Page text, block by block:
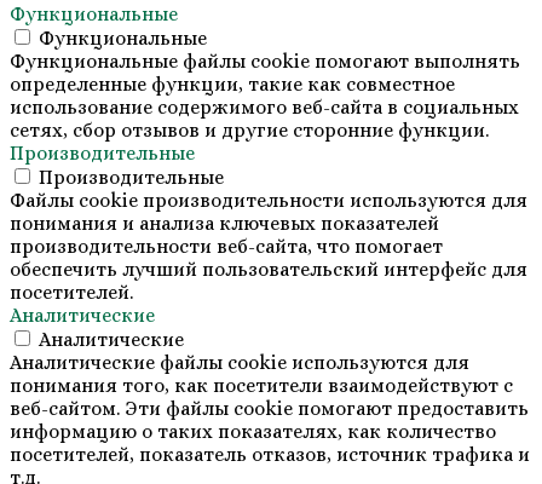
Функциональные
Функциональные
Функциональные файлы cookie помогают выполнять
определенные функции, такие как совместное
использование содержимого веб-сайта в социальных
сетях, сбор отзывов и другие сторонние функции.
Производительные
Производительные
Файлы cookie производительности используются для
понимания и анализа ключевых показателей
производительности веб-сайта, что помогает
обеспечить лучший пользовательский интерфейс для
посетителей.
Аналитические
Аналитические
Аналитические файлы cookie используются для
понимания того, как посетители взаимодействуют с
веб-сайтом. Эти файлы cookie помогают предоставить
информацию о таких показателях, как количество
посетителей, показатель отказов, источник трафика и
т.д.